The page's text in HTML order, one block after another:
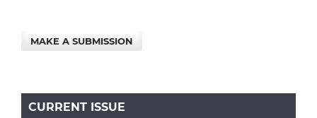
MAKE A SUBMISSION
CURRENT ISSUE